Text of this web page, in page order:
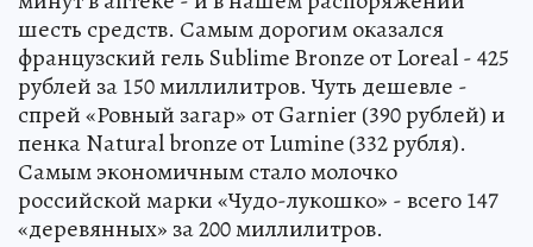
шесть средств. Самым дорогим оказался
французский гель Sublime Bronze от Loreal - 425
рублей за 150 миллилитров. Чуть дешевле -
спрей «Ровный загар» от Garnier (390 рублей) и
пенка Natural bronze от Lumine (332 рубля).
Самым экономичным стало молочко
российской марки «Чудо-лукошко» - всего 147
«деревянных» за 200 миллилитров.